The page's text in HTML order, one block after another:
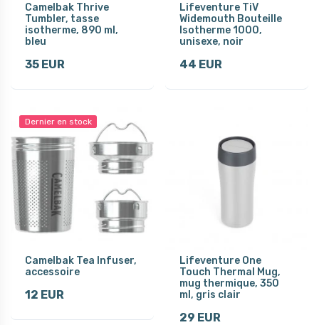
Camelbak Thrive
Tumbler, tasse
isotherme, 890 ml,
bleu
35 EUR
Lifeventure TiV
Widemouth Bouteille
Isotherme 1000,
unisexe, noir
44 EUR
Dernier en stock
Camelbak Tea Infuser,
accessoire
12 EUR
Lifeventure One
Touch Thermal Mug,
mug thermique, 350
ml, gris clair
29 EUR